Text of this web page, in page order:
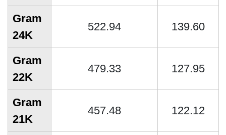
Gram
24K
522.94 139.60
Gram
22K
479.33 127.95
Gram
21K
457.48 122.12